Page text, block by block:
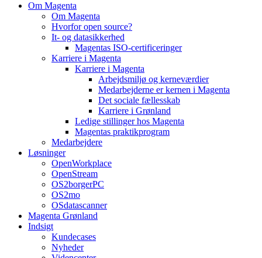
Om Magenta
Om Magenta
Hvorfor open source?
It- og datasikkerhed
Magentas ISO-certificeringer
Karriere i Magenta
Karriere i Magenta
Arbejdsmiljø og kerneværdier
Medarbejderne er kernen i Magenta
Det sociale fællesskab
Karriere i Grønland
Ledige stillinger hos Magenta​
Magentas praktikprogram
Medarbejdere
Løsninger
OpenWorkplace
OpenStream
OS2borgerPC
OS2mo
OSdatascanner
Magenta Grønland
Indsigt
Kundecases
Nyheder